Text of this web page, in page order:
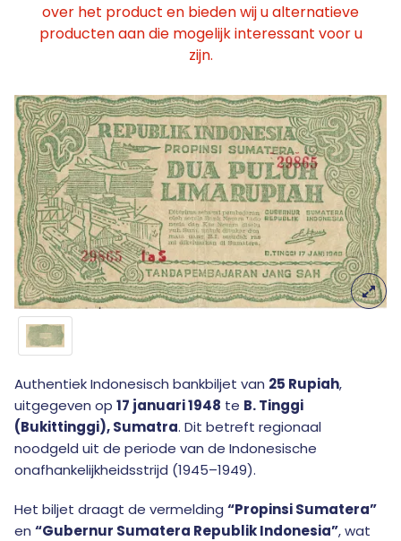
over het product en bieden wij u alternatieve
producten aan die mogelijk interessant voor u
zijn.
Authentiek Indonesisch bankbiljet van 25 Rupiah,
uitgegeven op 17 januari 1948 te B. Tinggi
(Bukittinggi), Sumatra. Dit betreft regionaal
noodgeld uit de periode van de Indonesische
onafhankelijkheidsstrijd (1945–1949).
Het biljet draagt de vermelding “Propinsi Sumatera”
en “Gubernur Sumatera Republik Indonesia”, wat